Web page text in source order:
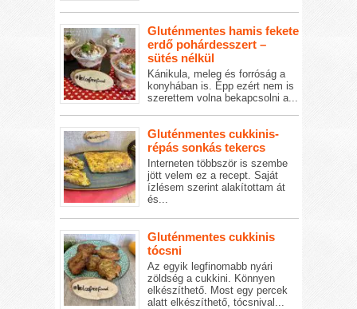
Gluténmentes hamis fekete
erdő pohárdesszert –
sütés nélkül
Kánikula, meleg és forróság a
konyhában is. Épp ezért nem is
szerettem volna bekapcsolni a...
Gluténmentes cukkinis-
répás sonkás tekercs
Interneten többször is szembe
jött velem ez a recept. Saját
ízlésem szerint alakítottam át
és...
Gluténmentes cukkinis
tócsni
Az egyik legfinomabb nyári
zöldség a cukkini. Könnyen
elkészíthető. Most egy percek
alatt elkészíthető, tócsnival...